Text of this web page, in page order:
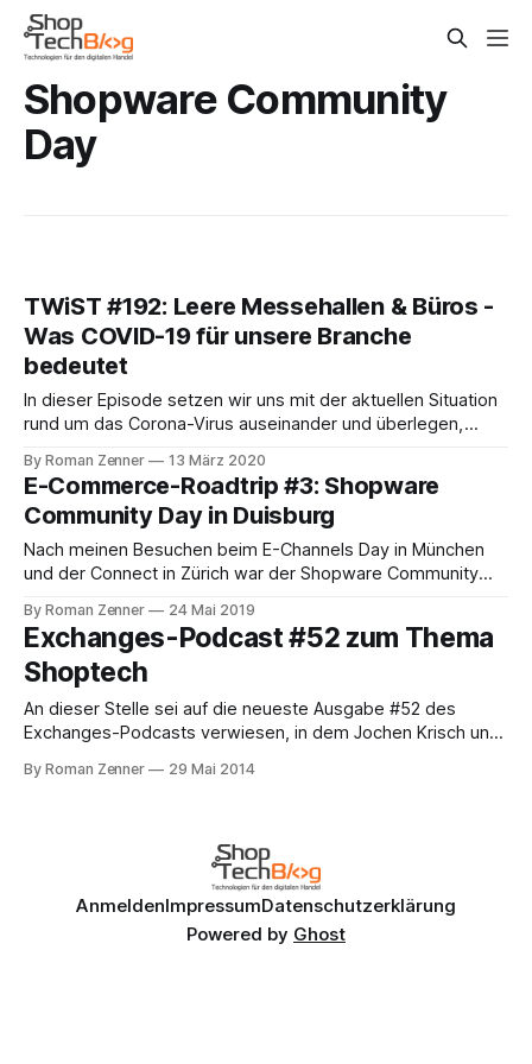
Shopware Community
Day
TWiST #192: Leere Messehallen & Büros -
Was COVID-19 für unsere Branche
bedeutet
In dieser Episode setzen wir uns mit der aktuellen Situation
rund um das Corona-Virus auseinander und überlegen,
Handel haben könnte. Hier eine kurze, nicht erschöpfende
Liste von Dingen, die in dieser Woche geschehen sind: * Die
IWE wurde (bereits letzte Woche und
By Roman Zenner 13 März 2020
E-Commerce-Roadtrip #3: Shopware
Community Day in Duisburg
Nach meinen Besuchen beim E-Channels Day in München
und der Connect in Zürich war der Shopware Community
ich war wirklich gespannt, was mich erwarten würde, denn
diese Veranstaltung beobachte ich schon seit vielen Jahren
(hier ein paar Recaps von 2012,
By Roman Zenner 24 Mai 2019
Exchanges-Podcast #52 zum Thema
Shoptech
An dieser Stelle sei auf die neueste Ausgabe #52 des
Exchanges-Podcasts verwiesen, in dem Jochen Krisch und
Revue passieren lassen, sondern auch aktuelle
[soundcloud url="https://api.
By Roman Zenner 29 Mai 2014
AnmeldenImpressumDatenschutzerklärung
Powered by Ghost